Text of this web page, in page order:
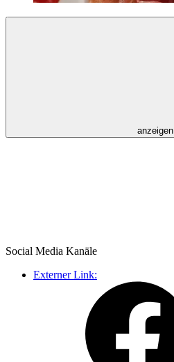
anzeigen
Social Media Kanäle
Externer Link: